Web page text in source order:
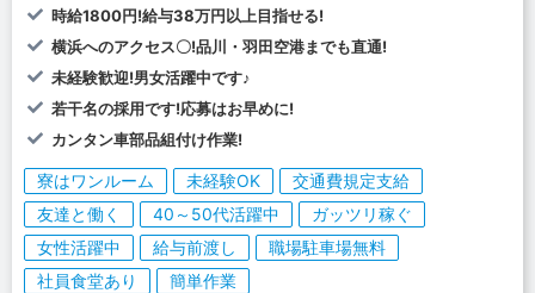
時給1800円!給与38万円以上目指せる!
横浜へのアクセス〇!品川・羽田空港までも直通!
未経験歓迎!男女活躍中です♪
若干名の採用です!応募はお早めに!
カンタン車部品組付け作業!
寮はワンルーム 未経験OK
交通費規定支給
友達と働く
40～50代活躍中
ガッツリ稼ぐ
女性活躍中
給与前渡し
職場駐車場無料
社員食堂あり
簡単作業